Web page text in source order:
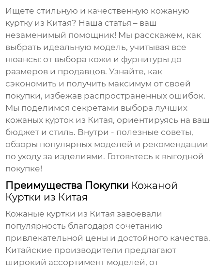
Ищете стильную и качественную кожаную
куртку из Китая? Наша статья – ваш
незаменимый помощник! Мы расскажем, как
выбрать идеальную модель, учитывая все
нюансы: от выбора кожи и фурнитуры до
размеров и продавцов. Узнайте, как
сэкономить и получить максимум от своей
покупки, избежав распространенных ошибок.
Мы поделимся секретами выбора лучших
кожаных курток из Китая, ориентируясь на ваш
бюджет и стиль. Внутри - полезные советы,
обзоры популярных моделей и рекомендации
по уходу за изделиями. Готовьтесь к выгодной
покупке!
Преимущества Покупки Кожаной
Куртки из Китая
Кожаные куртки из Китая завоевали
популярность благодаря сочетанию
привлекательной цены и достойного качества.
Китайские производители предлагают
широкий ассортимент моделей, от